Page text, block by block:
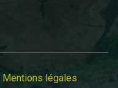
Mentions légales